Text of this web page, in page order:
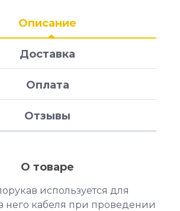
Описание
Доставка
Оплата
Отзывы
О товаре
используется для
него кабеля при проведении